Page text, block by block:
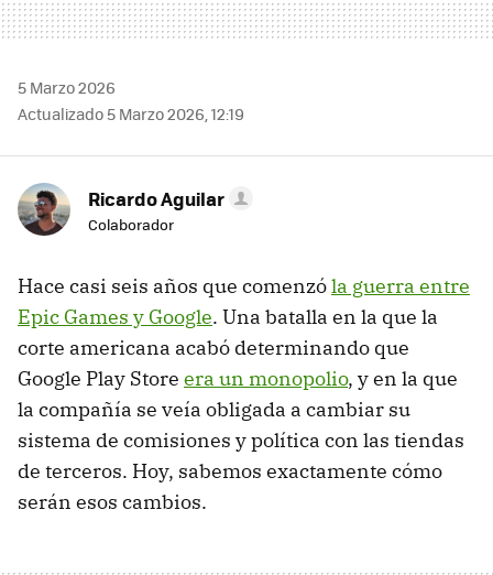
5 Marzo 2026
Actualizado 5 Marzo 2026, 12:19
Ricardo Aguilar
Colaborador
Hace casi seis años que comenzóla guerra entre
Epic Games y Google. Una batalla en la que la
corte americana acabó determinando que
Google Play Store era un monopolio, y en la que
la compañía se veía obligada a cambiar su
sistema de comisiones y política con las tiendas
de terceros. Hoy, sabemos exactamente cómo
serán esos cambios.